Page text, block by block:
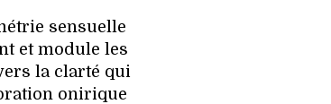
sensuelle
et module les
la clarté qui
onirique